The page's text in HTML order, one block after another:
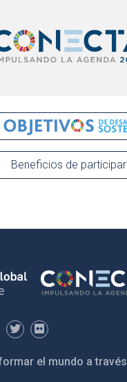
Beneficios de participar
el mundo a través